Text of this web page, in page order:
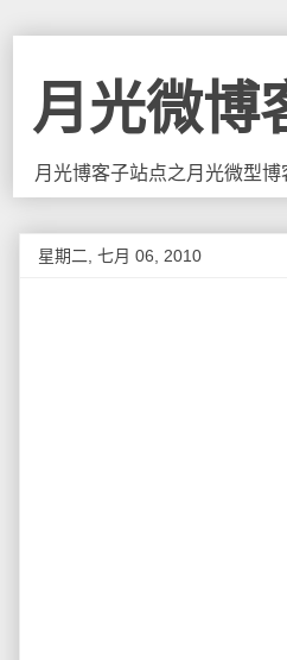
月光微博
月光博客子站点之月光微型博
星期二, 七月 06, 2010